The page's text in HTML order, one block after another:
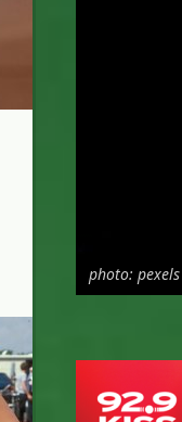
photo: pexels